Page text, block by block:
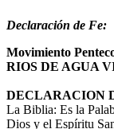
Declaración de Fe:
Movimiento
RIOS DE AGUA
DECLARACION
La Biblia: Es la
Dios y el Espíritu